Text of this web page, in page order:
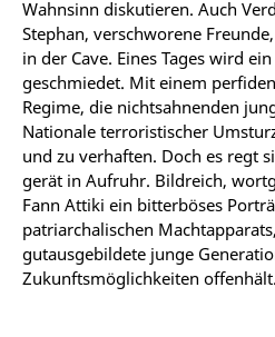
Wahnsinn diskutieren. Auch
Stephan, verschworene
in der Cave. Eines Tages wird
geschmiedet. Mit einem
Regime, die nichtsahnenden
Nationale terroristischer
und zu verhaften. Doch es regt
gerät in Aufruhr. Bildreich,
Fann Attiki ein bitterböses
patriarchalischen
gutausgebildete junge
Zukunftsmöglichkeiten offenhält.